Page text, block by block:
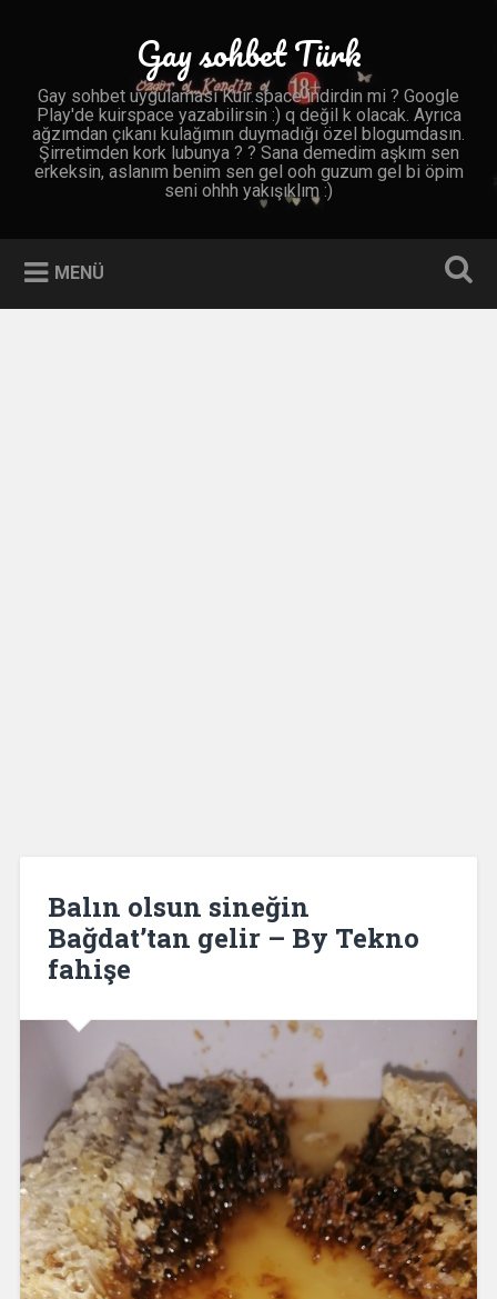
Gay sohbet Türk
Gay sohbet uygulaması Kuir.space indirdin mi ? Google
Play'de kuirspace yazabilirsin :) q değil k olacak. Ayrıca
ağzımdan çıkanı kulağımın duymadığı özel blogumdasın.
Şirretimden kork lubunya ? ? Sana demedim aşkım sen
erkeksin, aslanım benim sen gel ooh guzum gel bi öpim
seni ohhh yakışıklım :)
MENÜ
Balın olsun sineğin
Bağdat’tan gelir – By Tekno
fahişe